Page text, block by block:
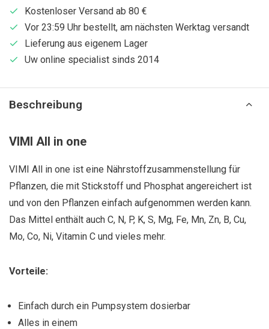
Kostenloser Versand ab 80 €
Vor 23:59 Uhr bestellt, am nächsten Werktag versandt
Lieferung aus eigenem Lager
Uw online specialist sinds 2014
Beschreibung
VIMI All in one
VIMI All in one ist eine Nährstoffzusammenstellung für
Pflanzen, die mit Stickstoff und Phosphat angereichert ist
und von den Pflanzen einfach aufgenommen werden kann.
Das Mittel enthält auch C, N, P, K, S, Mg, Fe, Mn, Zn, B, Cu,
Mo, Co, Ni, Vitamin C und vieles mehr.
Vorteile:
Einfach durch ein Pumpsystem dosierbar
Alles in einem